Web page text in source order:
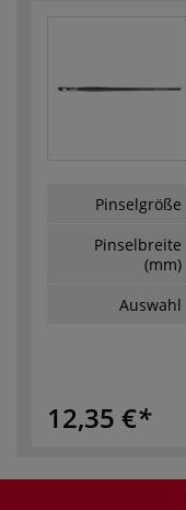
Pinselgröße
Pinselbreite
(mm)
Auswahl
12,35 €